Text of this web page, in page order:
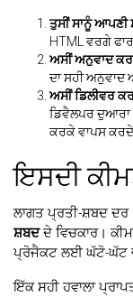
ਤੁਸੀਂ ਸਾਨੂੰ ਆਪਣੀ
HTML ਵਰਗੇ
ਅਸੀਂ ਅਨੁਵਾਦ
ਦਾ ਸਹੀ
ਅਸੀਂ ਡਿਲੀਵਰ
ਡਿਵੈਲਪਰ ਦੁਆਰਾ
ਕਰਕੇ ਵਾਪਸ ਕਰਦੇ
ਇਸਦੀ
ਲਾਗਤ ਪ੍ਰਤੀ-ਸ਼ਬਦ
ਸ਼ਬਦਦੇ ਵਿਚਕਾਰ।
ਪ੍ਰੋਜੈਕਟ ਲਈ ਘੱਟੋ-ਘੱਟ
ਇੱਕ ਸਹੀ ਹਵਾਲਾ